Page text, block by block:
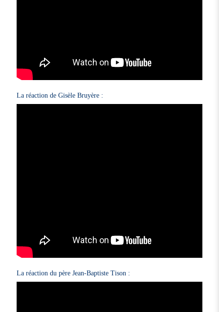
La réaction de Gisèle Bruyère :
La réaction du père Jean-Baptiste Tison :